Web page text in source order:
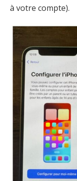
à votre compte).